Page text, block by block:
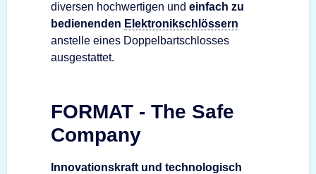
diversen hochwertigen und einfach zu
bedienenden Elektronikschlössern
anstelle eines Doppelbartschlosses
ausgestattet.
FORMAT - The Safe
Company
Innovationskraft und technologisch